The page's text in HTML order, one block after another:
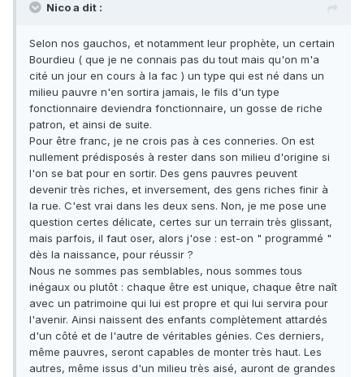
Nico a dit :
Selon nos gauchos, et notamment leur prophète, un certain
Bourdieu ( que je ne connais pas du tout mais qu'on m'a
cité un jour en cours à la fac ) un type qui est né dans un
milieu pauvre n'en sortira jamais, le fils d'un type
fonctionnaire deviendra fonctionnaire, un gosse de riche
patron, et ainsi de suite.
Pour être franc, je ne crois pas à ces conneries. On est
nullement prédisposés à rester dans son milieu d'origine si
l'on se bat pour en sortir. Des gens pauvres peuvent
devenir très riches, et inversement, des gens riches finir à
la rue. C'est vrai dans les deux sens. Non, je me pose une
question certes délicate, certes sur un terrain très glissant,
mais parfois, il faut oser, alors j'ose : est-on " programmé "
dès la naissance, pour réussir ?
Nous ne sommes pas semblables, nous sommes tous
inégaux ou plutôt : chaque être est unique, chaque être naît
avec un patrimoine qui lui est propre et qui lui servira pour
l'avenir. Ainsi naissent des enfants complètement attardés
d'un côté et de l'autre de véritables génies. Ces derniers,
même pauvres, seront capables de monter très haut. Les
autres, même issus d'un milieu très aisé, auront de grandes